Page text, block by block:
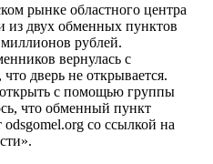
рынке областного центра
из двух обменных пунктов
рублей.
вернулась с
дверь не открывается.
открыть с помощью группы
что обменный пункт
cо ссылкой на